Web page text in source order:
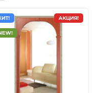
АКЦИЯ!